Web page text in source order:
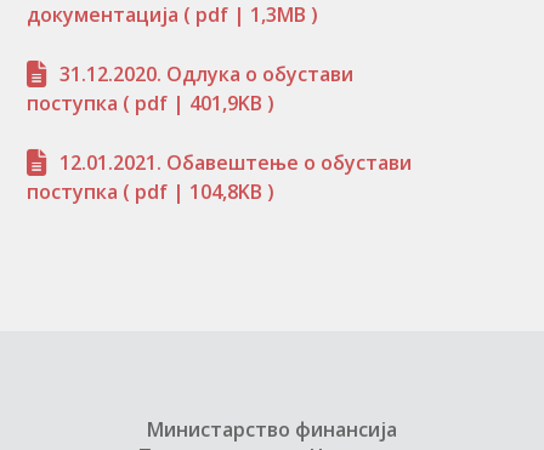
документација ( pdf | 1,3MB )
31.12.2020. Одлука о обустави
поступка ( pdf | 401,9KB )
12.01.2021. Обавештење о обустави
поступка ( pdf | 104,8KB )
Министарство финансија